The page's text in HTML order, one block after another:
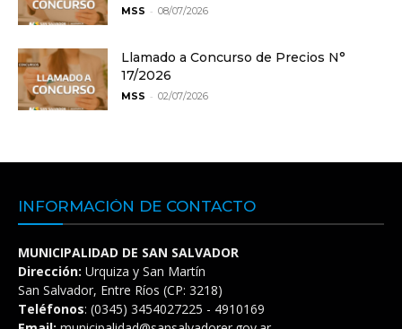
MSS - 08/07/2026
Llamado a Concurso de Precios N°
17/2026
MSS - 02/07/2026
INFORMACIÓN DE CONTACTO
MUNICIPALIDAD DE SAN SALVADOR
Dirección: Urquiza y San Martín
San Salvador, Entre Ríos (CP: 3218)
Teléfonos: (0345) 3454027225 - 4910169